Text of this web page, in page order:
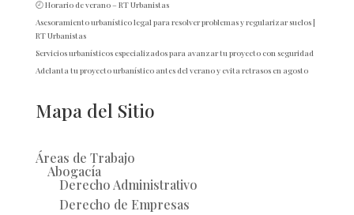
🕘 Horario de verano – RT Urbanistas
Asesoramiento urbanístico legal para resolver problemas y regularizar suelos |
RT Urbanistas
Servicios urbanísticos especializados para avanzar tu proyecto con seguridad
Adelanta tu proyecto urbanístico antes del verano y evita retrasos en agosto
Mapa del Sitio
Áreas de Trabajo
Abogacía
Derecho Administrativo
Derecho de Empresas